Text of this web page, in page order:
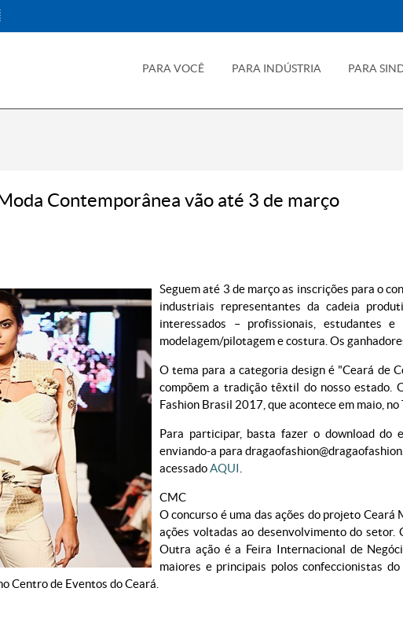
PARA VOCÊ PARA INDÚSTRIA PARA
Contemporânea vão até 3 de março
Seguem até 3 de março as inscrições para o
industriais representantes da cadeia
interessados – profissionais, estudantes
modelagem/pilotagem e costura. Os
O tema para a categoria design é "Ceará de
compõem a tradição têxtil do nosso estado.
Fashion Brasil 2017, que acontece em maio,
Para participar, basta fazer o download do
enviando-a para
acessadoAQUI
CMC
O concurso é uma das ações do projeto
ações voltadas ao desenvolvimento do setor.
Outra ação é a Feira Internacional de
maiores e principais polos confeccionistas
Centro de Eventos do Ceará.